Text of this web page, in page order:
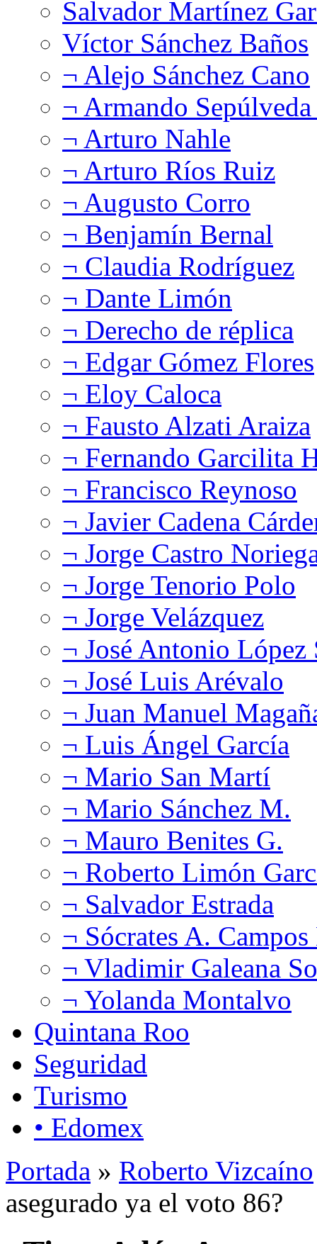
Salvador Martínez
Víctor Sánchez Baños
¬ Alejo Sánchez Cano
¬ Armando
¬ Arturo Nahle
¬ Arturo Ríos Ruiz
¬ Augusto Corro
¬ Benjamín Bernal
¬ Claudia Rodríguez
¬ Dante Limón
¬ Derecho de réplica
¬ Edgar Gómez Flores
¬ Eloy Caloca
¬ Fausto Alzati Araiza
¬ Fernando Garcilita
¬ Francisco Reynoso
¬ Javier Cadena
¬ Jorge Castro
¬ Jorge Tenorio Polo
¬ Jorge Velázquez
¬ José Antonio López
¬ José Luis Arévalo
¬ Juan Manuel
¬ Luis Ángel García
¬ Mario San Martí
¬ Mario Sánchez M.
¬ Mauro Benites G.
¬ Roberto Limón
¬ Salvador Estrada
¬ Sócrates A.
¬ Vladimir Galeana
¬ Yolanda Montalvo
Quintana Roo
Seguridad
Turismo
• Edomex
Portada » Roberto Vizcaíno
asegurado ya el voto 86?